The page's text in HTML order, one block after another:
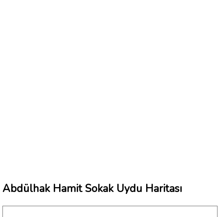
Abdülhak Hamit Sokak Uydu Haritası